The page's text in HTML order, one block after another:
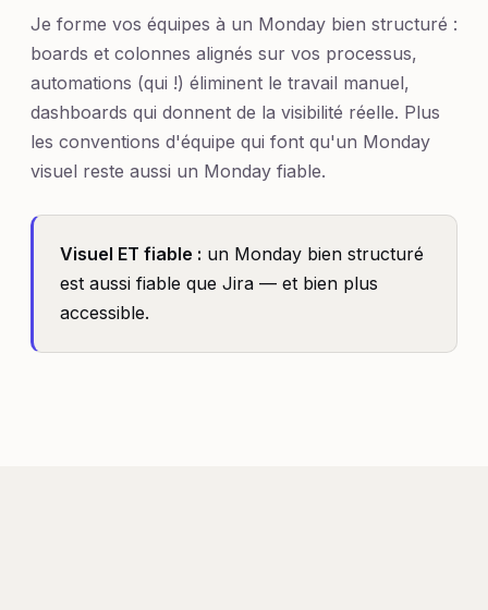
Je forme vos équipes à un Monday bien structuré :
boards et colonnes alignés sur vos processus,
automations (qui !) éliminent le travail manuel,
dashboards qui donnent de la visibilité réelle. Plus
les conventions d'équipe qui font qu'un Monday
visuel reste aussi un Monday fiable.
Visuel ET fiable : un Monday bien structuré
est aussi fiable que Jira — et bien plus
accessible.